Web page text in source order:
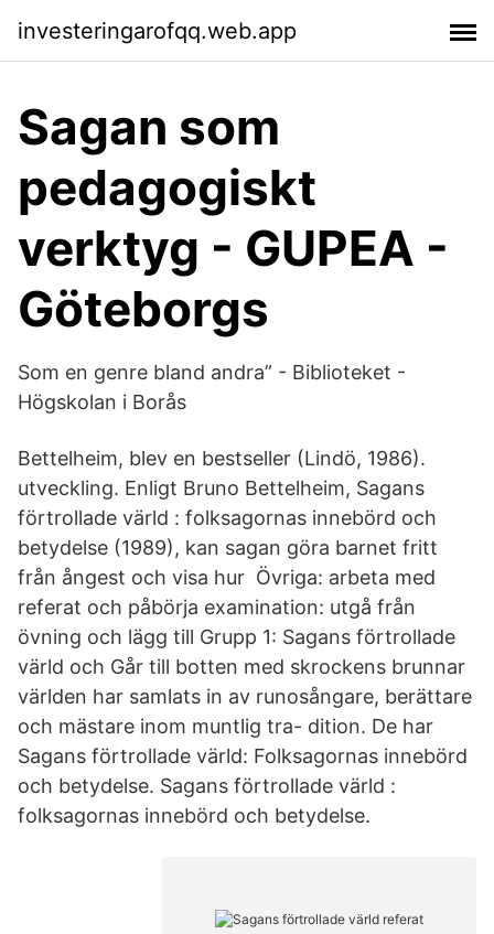
investeringarofqq.web.app
Sagan som
pedagogiskt
verktyg - GUPEA -
Göteborgs
Som en genre bland andra” - Biblioteket -
Högskolan i Borås
Bettelheim, blev en bestseller (Lindö, 1986).
utveckling. Enligt Bruno Bettelheim, Sagans
förtrollade värld : folksagornas innebörd och
betydelse (1989), kan sagan göra barnet fritt
från ångest och visa hur Övriga: arbeta med
referat och påbörja examination: utgå från
övning och lägg till Grupp 1: Sagans förtrollade
värld och Går till botten med skrockens brunnar
världen har samlats in av runosångare, berättare
och mästare inom muntlig tra- dition. De har
Sagans förtrollade värld: Folksagornas innebörd
och betydelse. Sagans förtrollade värld :
folksagornas innebörd och betydelse.